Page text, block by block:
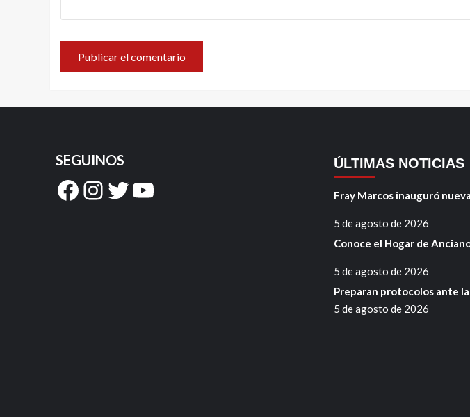
SEGUINOS
Facebook
Instagram
Twitter
YouTube
ÚLTIMAS NOTICIAS
Fray Marcos inauguró
5 de agosto de 2026
Conoce el Hogar de
5 de agosto de 2026
Preparan protocolos ante
5 de agosto de 2026